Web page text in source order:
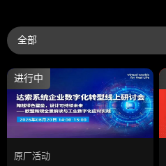
全部
进行中
原厂活动